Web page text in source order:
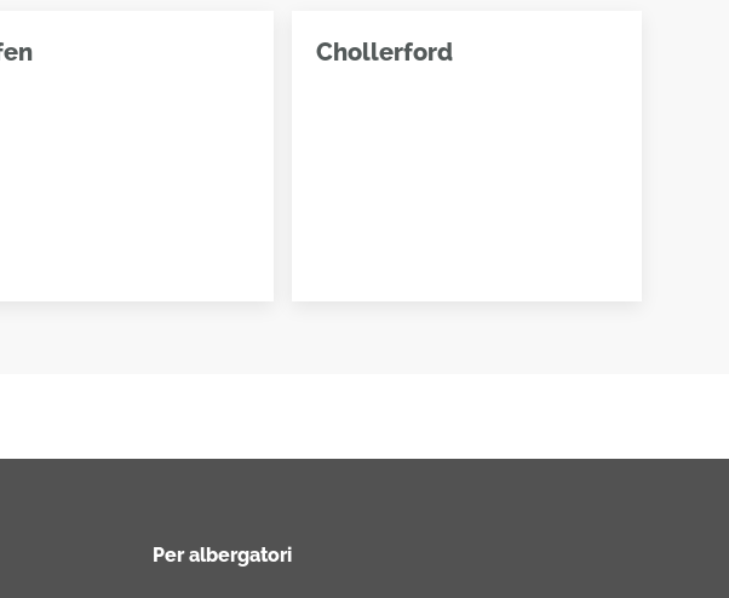
Chollerford
Per albergatori